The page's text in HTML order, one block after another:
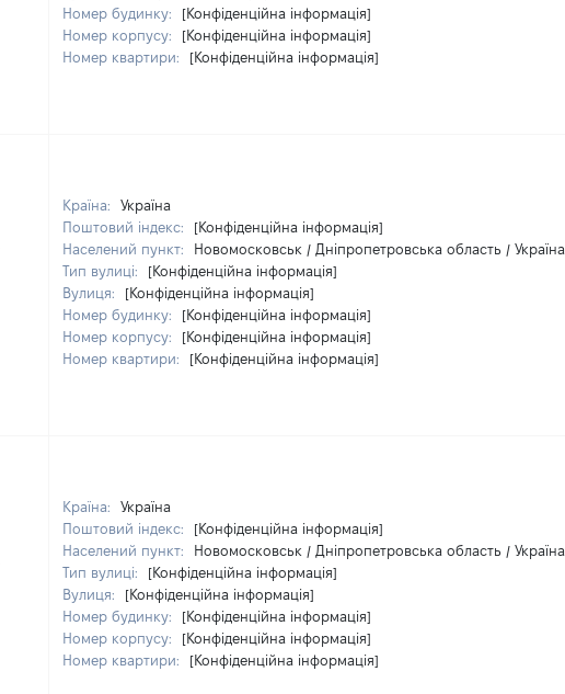
Номер будинку:
[Конфіденційна інформація]
Номер корпусу:
[Конфіденційна інформація]
Номер квартири:
[Конфіденційна інформація]
Країна:
Україна
Поштовий індекс:
[Конфіденційна інформація]
Населений пункт:
Новомосковськ / Дніпропетровська область / Україна
Тип вулиці:
[Конфіденційна інформація]
Вулиця:
[Конфіденційна інформація]
Номер будинку:
[Конфіденційна інформація]
Номер корпусу:
[Конфіденційна інформація]
Номер квартири:
[Конфіденційна інформація]
Країна:
Україна
Поштовий індекс:
[Конфіденційна інформація]
Населений пункт:
Новомосковськ / Дніпропетровська область / Україна
Тип вулиці:
[Конфіденційна інформація]
Вулиця:
[Конфіденційна інформація]
Номер будинку:
[Конфіденційна інформація]
Номер корпусу:
[Конфіденційна інформація]
Номер квартири:
[Конфіденційна інформація]